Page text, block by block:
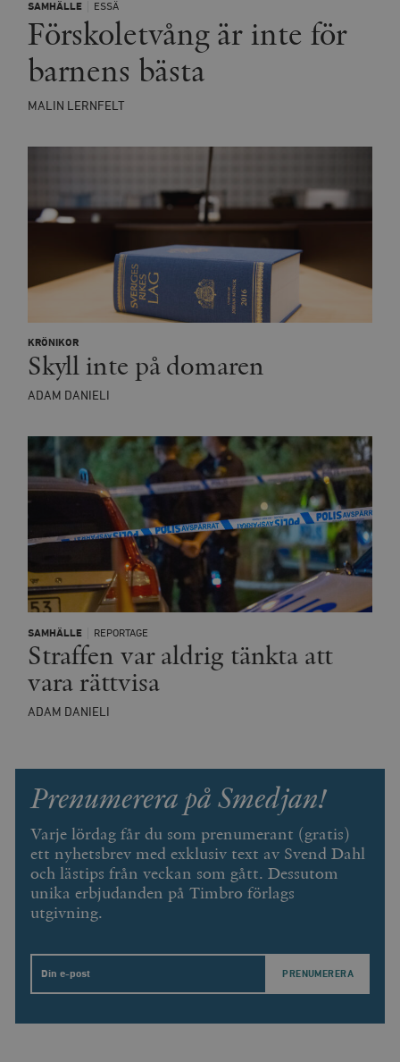
SAMHÄLLE ESSÄ
Förskoletvång är inte för
barnens bästa
MALIN LERNFELT
KRÖNIKOR
Skyll inte på domaren
ADAM DANIELI
SAMHÄLLE REPORTAGE
Straffen var aldrig tänkta att
vara rättvisa
ADAM DANIELI
Prenumerera på Smedjan!
Varje lördag får du som prenumerant (gratis)
ett nyhetsbrev med exklusiv text av Svend Dahl
och lästips från veckan som gått. Dessutom
unika erbjudanden på Timbro förlags
utgivning.
Email